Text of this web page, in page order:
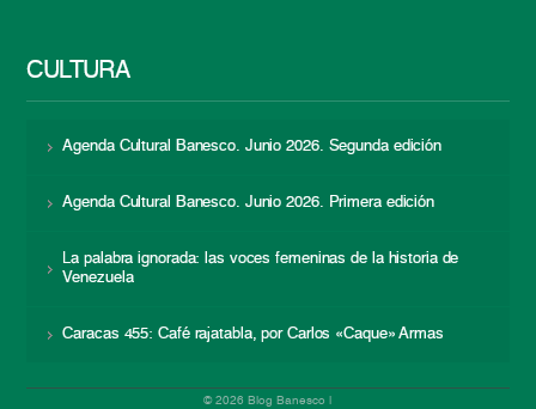
CULTURA
Agenda Cultural Banesco. Junio 2026. Segunda edición
Agenda Cultural Banesco. Junio 2026. Primera edición
La palabra ignorada: las voces femeninas de la historia de
Venezuela
Caracas 455: Café rajatabla, por Carlos «Caque» Armas
© 2026 Blog Banesco |